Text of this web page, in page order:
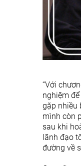
“Với
nghiệm
gặp nhiều
mình còn
sau khi
lãnh đạo
đường về